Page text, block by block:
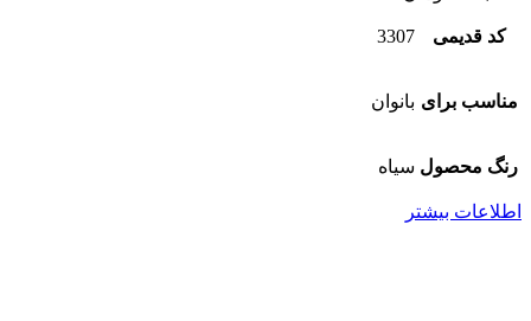
کد قدیمی 3307
مناسب برای بانوان
رنگ محصول سیاه
اطلاعات بیشتر